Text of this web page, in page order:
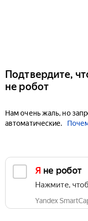
Подтвердите,
не робот
Нам очень жаль, но
автоматические.
Я не робот
Нажмите,
Yandex